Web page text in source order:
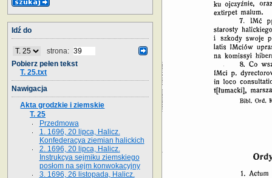
Idź do
strona:
Pobierz pełen tekst
T. 25.txt
Nawigacja
Akta grodzkie i ziemskie
T. 25
Przedmowa
1. 1696, 20 lipca, Halicz.
Konfederacya ziemian halickich
2. 1696, 20 lipca, Halicz.
Instrukcya sejmiku ziemskiego
posłom na sejm konwokacyjny
3. 1696, 26 listopada, Halicz.